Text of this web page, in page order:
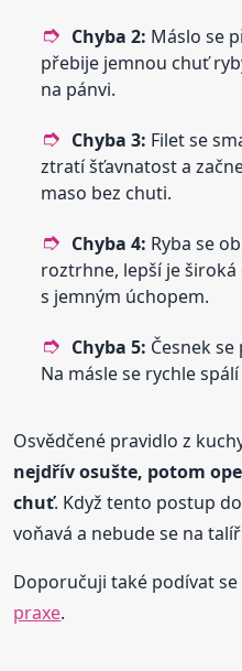
Chyba 2: Máslo se
přebije jemnou chuť
na pánvi.
Chyba 3: Filet se
ztratí šťavnatost a
maso bez chuti.
Chyba 4: Ryba se
roztrhne, lepší je
s jemným úchopem.
Chyba 5: Česnek
Na másle se rychle
Osvědčené pravidlo z
nejdřív osušte, potom
chuť. Když tento postup
voňavá a nebude se na
Doporučuji také podívat
praxe.